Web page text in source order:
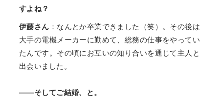
すよね？
伊藤さん ：なんとか卒業できました（笑）。その後は
大手の電機メーカーに勤めて、総務の仕事をやってい
たんです。その頃にお互いの知り合いを通じて主人と
出会いました。
——そしてご結婚、と。